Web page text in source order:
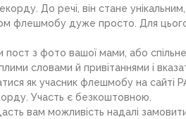
До речі, він стане
флешмобу дуже просто. Для
пост з фото вашої мами, або
словами й привітаннями і
як учасник флешмобу на
Участь є безкоштовною.
вам можливість надалі